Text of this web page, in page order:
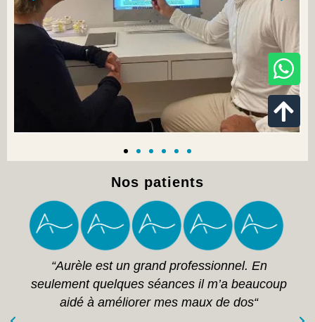
Nos patients
“Aurèle est un grand professionnel. En
seulement quelques séances il m’a beaucoup
aidé à améliorer mes maux de dos“